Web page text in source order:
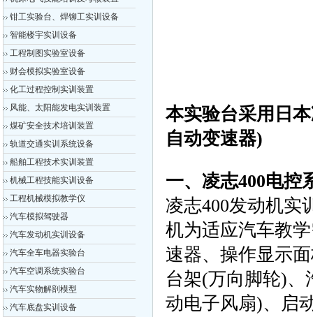
钳工实验台、焊铆工实训设备
智能楼宇实训设备
工程制图实验室设备
财会模拟实验室设备
化工过程控制实训装置
风能、太阳能发电实训装置
煤矿安全技术培训装置
轨道交通实训系统设备
船舶工程技术实训装置
机械工程技能实训设备
工程机械模拟教学仪
汽车模拟驾驶器
汽车发动机实训设备
汽车全车电器实验台
汽车空调系统实验台
汽车实物解剖模型
汽车底盘实训设备
本实验台采用日
自动变速器)
一、凌志400电控
凌志400发动机实
机为适应汽车教
速器、操作显示
台架(万向脚轮)
动电子风扇)、启